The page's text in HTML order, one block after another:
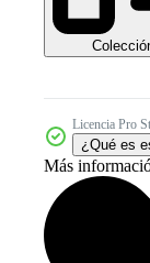
Licencia Pro
¿Qué es
Más